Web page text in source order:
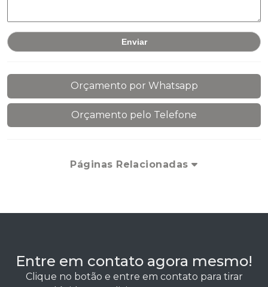
Orçamento por Whatsapp
Orçamento pelo Telefone
Páginas Relacionadas
Entre em contato agora mesmo!
Clique no botão e entre em contato para tirar